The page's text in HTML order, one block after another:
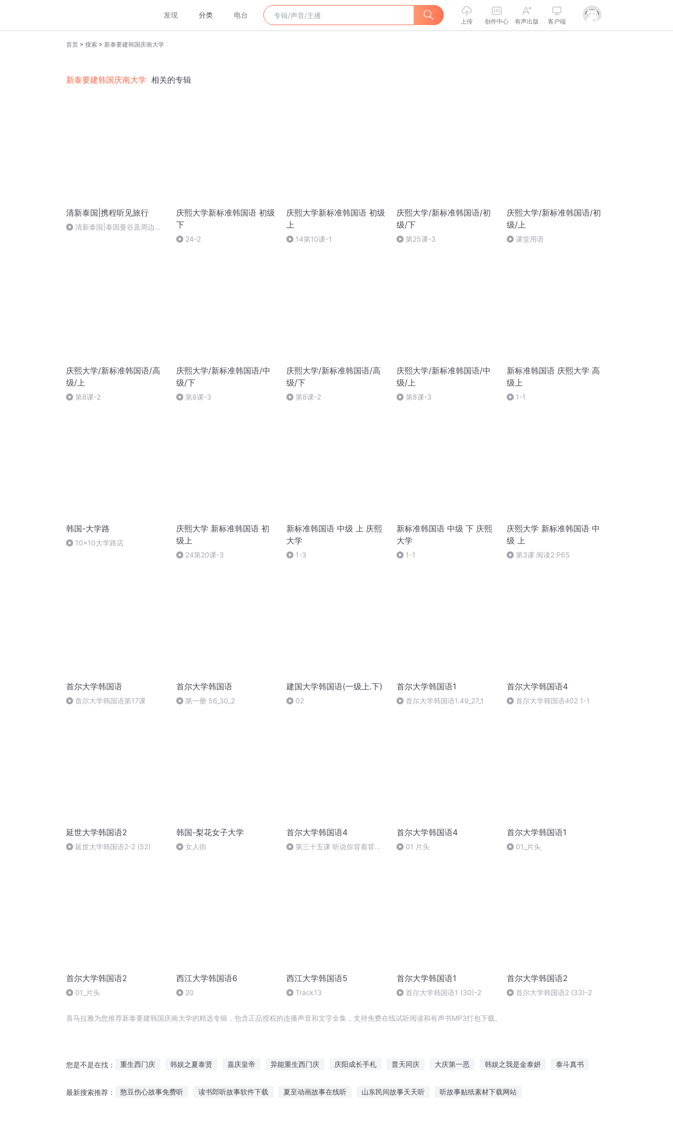
发现 分类 电台
上传 创作中心 有声出版 客户端
首页 > 搜索 > 新泰要建韩国庆南大学
新泰要建韩国庆南大学 相关的专辑
清新泰国|携程听见旅行
清新泰国|泰国曼谷及周边该
庆熙大学新标准韩国语 初级
下
24-2
庆熙大学新标准韩国语 初级
上
14第10课-1
庆熙大学/新标准韩国语/初
级/下
第25课-3
庆熙大学/新标准韩国语/初
级/上
课堂用语
庆熙大学/新标准韩国语/高
级/上
第8课-2
庆熙大学/新标准韩国语/中
级/下
第8课-3
庆熙大学/新标准韩国语/高
级/下
第8课-2
庆熙大学/新标准韩国语/中
级/上
第8课-3
新标准韩国语 庆熙大学 高
级上
1-1
韩国-大学路
10×10大学路店
庆熙大学 新标准韩国语 初
级上
24第20课-3
新标准韩国语 中级 上 庆熙
大学
1-3
新标准韩国语 中级 下 庆熙
大学
1-1
庆熙大学 新标准韩国语 中
级 上
第3课 阅读2 P65
首尔大学韩国语
首尔大学韩国语第17课
首尔大学韩国语
第一册 56_30_2
建国大学韩国语(一级上.下)
02
首尔大学韩国语1
首尔大学韩国语1.49_27_1
首尔大学韩国语4
首尔大学韩国语402 1-1
延世大学韩国语2
延世大学韩国语2-2 (52)
韩国-梨花女子大学
女人街
首尔大学韩国语4
第三十五课 听说你背着背包
首尔大学韩国语4
01 片头
首尔大学韩国语1
01_片头
首尔大学韩国语2
01_片头
西江大学韩国语6
20
西江大学韩国语5
Track13
首尔大学韩国语1
首尔大学韩国语1 (30)-2
首尔大学韩国语2
首尔大学韩国语2 (33)-2
喜马拉雅为您推荐新泰要建韩国庆南大学的精选专辑，包含正品授权的连播声音和文字全集，支持免费在线试听阅读和有声书MP3打包下载。
您是不是在找： 重生西门庆 韩娱之夏泰贤 嘉庆皇帝 异能重生西门庆 庆阳成长手札 普天同庆 大庆第一恶 韩娱之我是金泰妍 泰斗真书
最新搜索推荐： 憨豆伤心故事免费听 读书郎听故事软件下载 夏至动画故事在线听 山东民间故事天天听 听故事贴纸素材下载网站